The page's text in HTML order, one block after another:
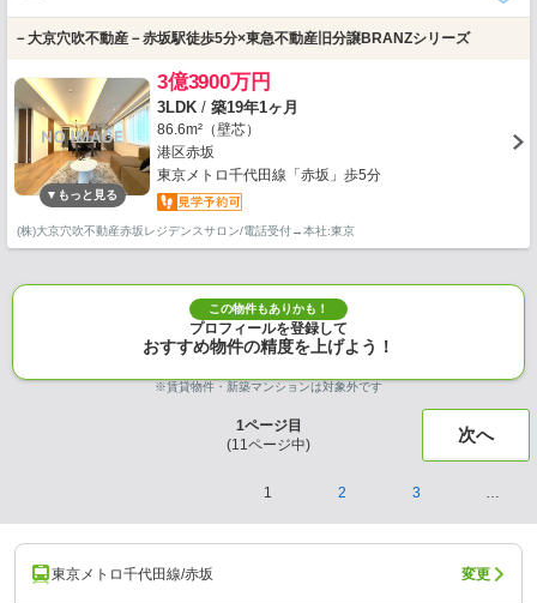
－大京穴吹不動産－赤坂駅徒歩5分×東急不動産旧分譲BRANZシリーズ
3億3900万円
3LDK / 築19年1ヶ月
86.6m²（壁芯）
港区赤坂
東京メトロ千代田線「赤坂」歩5分
(株)大京穴吹不動産赤坂レジデンスサロン/電話受付→本社:東京
この物件もありかも！
プロフィールを登録して
おすすめ物件の精度を上げよう！
※賃貸物件・新築マンションは対象外です
1ページ目
(11ページ中) 次へ
1 2 3 …
東京メトロ千代田線/赤坂 変更